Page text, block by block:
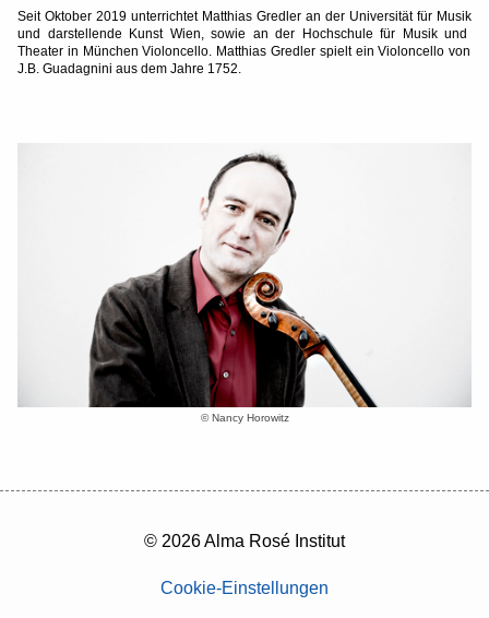
Seit Oktober 2019 unterrichtet Matthias Gredler an der Universität für Musik
und darstellende Kunst Wien, sowie an der Hochschule für Musik und
Theater in München Violoncello. Matthias Gredler spielt ein Violoncello von
J.B. Guadagnini aus dem Jahre 1752.
© Nancy Horowitz
© 2026 Alma Rosé Institut
Cookie-Einstellungen